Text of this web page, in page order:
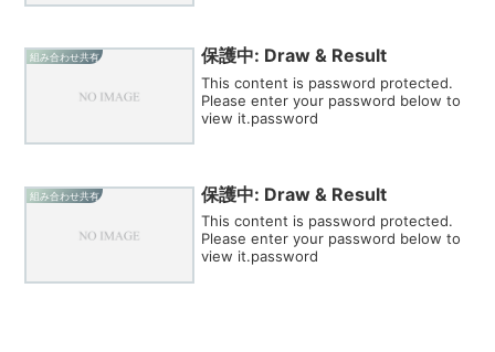
組み合わせ共有 保護中: Draw & Result
This content is password protected.
Please enter your password below to
view it.password
組み合わせ共有 保護中: Draw & Result
This content is password protected.
Please enter your password below to
view it.password